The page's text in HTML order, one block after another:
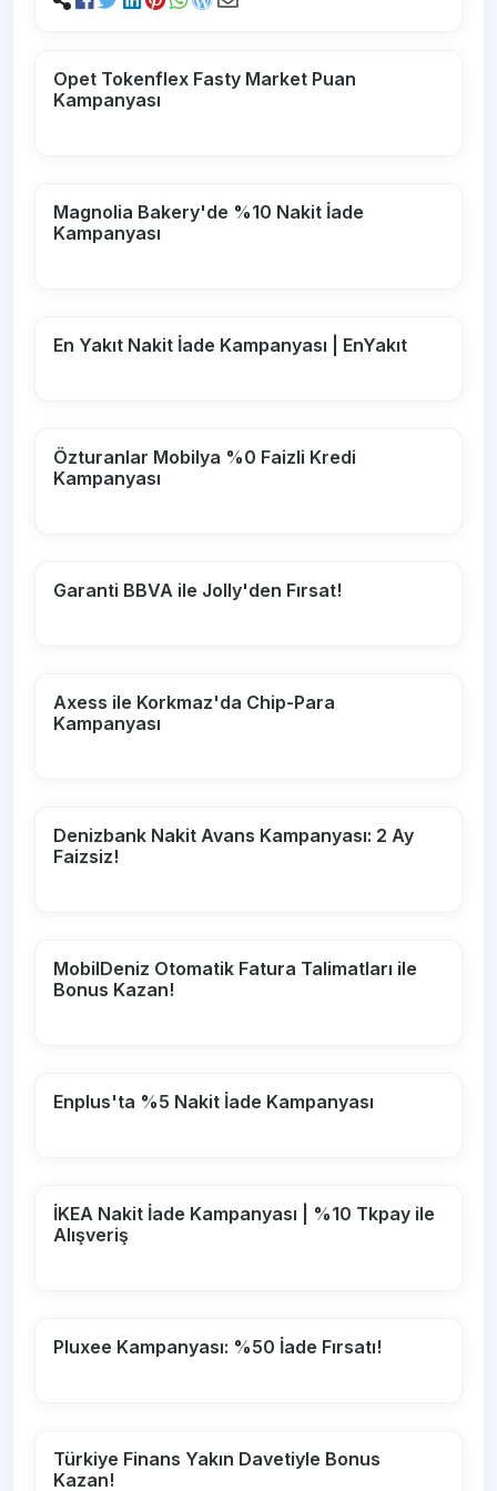
Opet Tokenflex Fasty Market Puan
Kampanyası
Magnolia Bakery'de %10 Nakit İade
Kampanyası
En Yakıt Nakit İade Kampanyası | EnYakıt
Özturanlar Mobilya %0 Faizli Kredi
Kampanyası
Garanti BBVA ile Jolly'den Fırsat!
Axess ile Korkmaz'da Chip-Para
Kampanyası
Denizbank Nakit Avans Kampanyası: 2 Ay
Faizsiz!
MobilDeniz Otomatik Fatura Talimatları ile
Bonus Kazan!
Enplus'ta %5 Nakit İade Kampanyası
İKEA Nakit İade Kampanyası | %10 Tkpay ile
Alışveriş
Pluxee Kampanyası: %50 İade Fırsatı!
Türkiye Finans Yakın Davetiyle Bonus
Kazan!